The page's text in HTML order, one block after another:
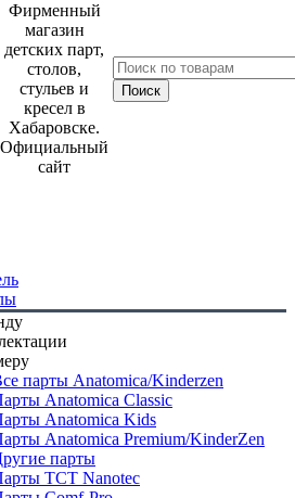
Фирменный
магазин
детских парт,
столов,
стульев и
кресел в
Хабаровске.
Официальный
сайт
парты Anatomica/Kinderzen
Anatomica Classic
Anatomica Kids
Anatomica Premium/KinderZen
парты
TCT Nanotec